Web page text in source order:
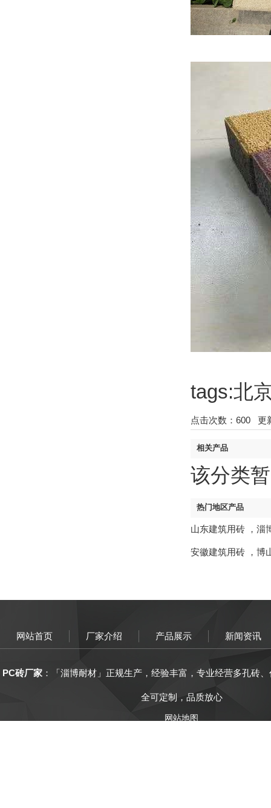
tags:北
点击次数： 600 更
相关产品
该分类
热门地区产品
山东建筑用砖 ， 淄
安徽建筑用砖 ， 博
网站首页 厂家介绍 产品展示 新闻资讯
PC砖厂家 ：「淄博耐材 」正规生产， 经验丰富 ， 专业经营多孔砖
全可定制，品质放心
网站地图